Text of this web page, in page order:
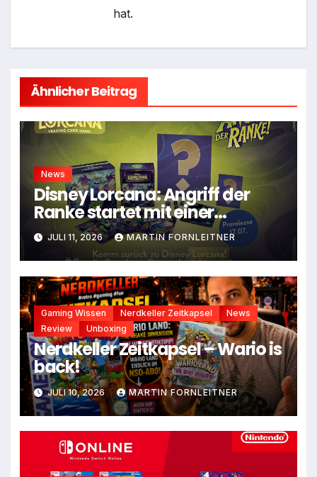
hat.
Ähnlicher Beitrag
News
Disney Lorcana: Angriff der
Ranke startet mit einer
Prerelease-Box am 17.Juli
JULI 11, 2026 MARTIN FORNLEITNER
Gaming Wissen Nerdkeller Zeitkapsel
News
Review
Unboxing
Nerdkeller Zeitkapsel – Wario is
back!
JULI 10, 2026 MARTIN FORNLEITNER